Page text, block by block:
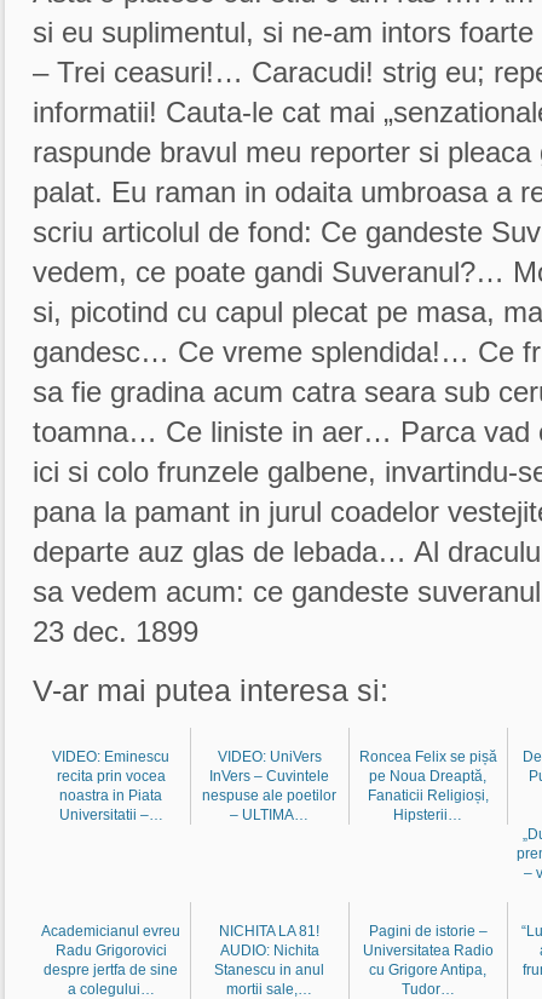
V-ar mai putea interesa si:
VIDEO: Eminescu
recita prin vocea
noastra in Piata
Universitatii –…
VIDEO: UniVers
InVers – Cuvintele
nespuse ale poetilor
– ULTIMA…
Roncea Felix se pișă
pe Noua Dreaptă,
Fanaticii Religioși,
Hipsterii…
–
Academicianul evreu
Radu Grigorovici
despre jertfa de sine
a colegului…
NICHITA LA 81!
AUDIO: Nichita
Stanescu in anul
mortii sale,…
Pagini de istorie –
Universitatea Radio
cu Grigore Antipa,
Tudor…